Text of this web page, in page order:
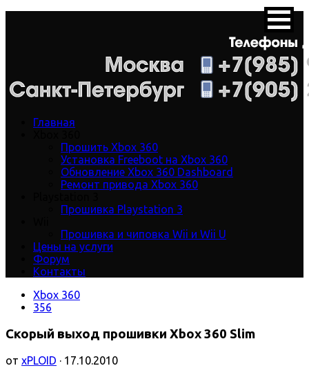
Главная
Прошить Xbox 360
Установка Freeboot на Xbox 360
Обновление Xbox 360 Dashboard
Ремонт привода Xbox 360
Прошивка Playstation 3
Прошивка и чиповка Wii и Wii U
Цены на услуги
Форум
Контакты
Xbox 360
356
Скорый выход прошивки Xbox 360 Slim
от xPLOID · 17.10.2010